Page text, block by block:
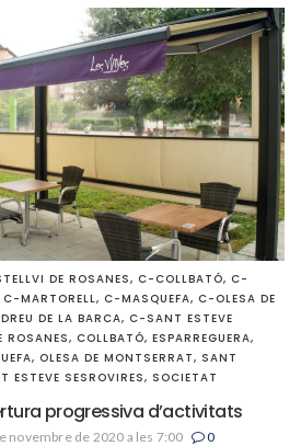
DE ROSANES, C-COLLBATÓ, C-
C-MARTORELL, C-MASQUEFA, C-OLESA DE
DE LA BARCA, C-SANT ESTEVE
ROSANES, COLLBATÓ, ESPARREGUERA,
, OLESA DE MONTSERRAT, SANT
ESTEVE SESROVIRES, SOCIETAT
progressiva d’activitats
novembre de 2020 a les 7:00 0